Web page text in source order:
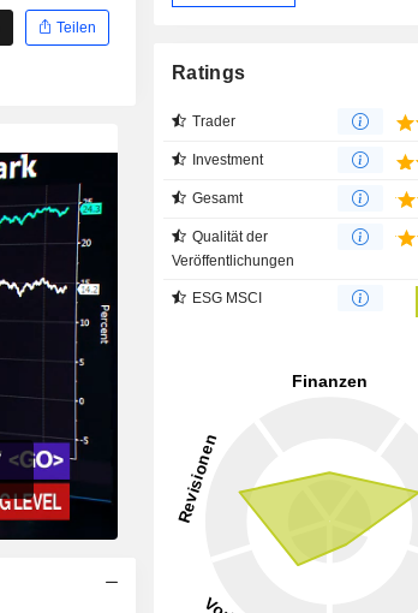
Teilen
Ratings
Trader
Investment
Gesamt
Qualität der
Veröffentlichungen
ESG MSCI